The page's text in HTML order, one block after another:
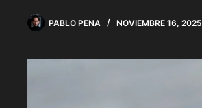
PABLO PENA NOVIEMBRE 16, 2025